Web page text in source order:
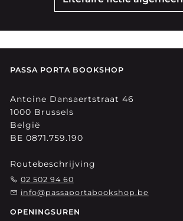
PASSA PORTA BOOKSHOP
Antoine Dansaertstraat 46
1000 Brussels
België
BE 0871.759.190
Routebeschrijving
02 502 94 60
info@passaportabookshop.be
OPENINGSUREN